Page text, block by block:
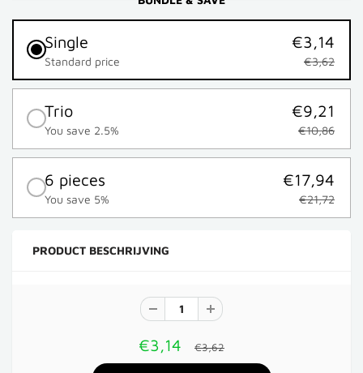
Single
Standard price
€3,14
€3,62
Trio
You save 2.5%
€9,21
€10,86
6 pieces
You save 5%
€17,94
€21,72
PRODUCT BESCHRIJVING
€3,14 €3,62